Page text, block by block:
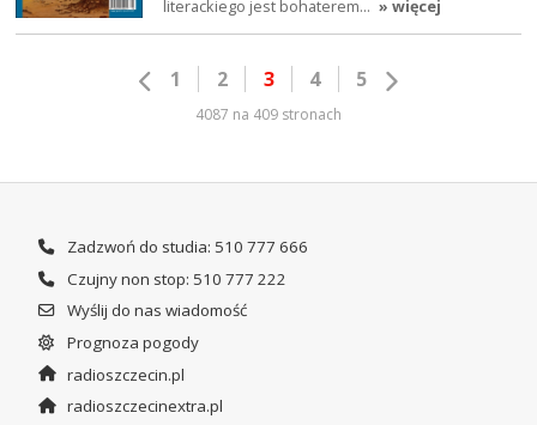
literackiego jest bohaterem… » więcej
1 2 3 4 5
4087 na 409 stronach
Zadzwoń do studia: 510 777 666
Czujny non stop: 510 777 222
Wyślij do nas wiadomość
Prognoza pogody
radioszczecin.pl
radioszczecinextra.pl